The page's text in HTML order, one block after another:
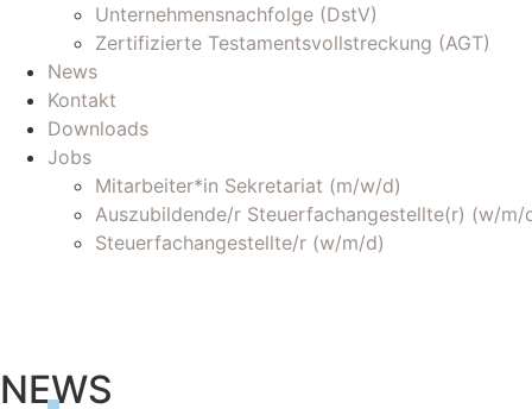
Unternehmensnachfolge (DstV)
Zertifizierte Testamentsvollstreckung (AGT)
News
Kontakt
Downloads
Jobs
Mitarbeiter*in Sekretariat (m/w/d)
Auszubildende/r Steuerfachangestellte(r) (w/m/
Steuerfachangestellte/r (w/m/d)
NEWS